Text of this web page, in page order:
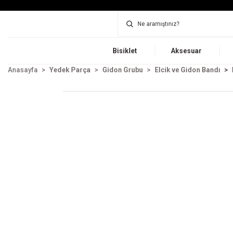
Bisiklet Aksesuar
Anasayfa Yedek Parça Gidon Grubu Elcik ve Gidon Bandı